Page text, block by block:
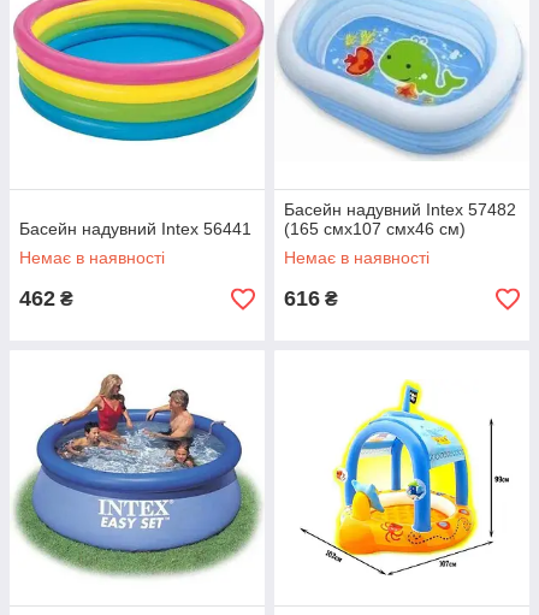
Басейн надувний Intex 56441
Немає в наявності
462 ₴
Басейн надувний Intex 57482
(165 смх107 смх46 см)
Немає в наявності
616 ₴